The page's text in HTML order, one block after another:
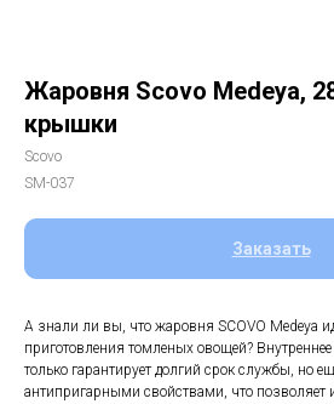
Жаровня Scovo Medeya,
крышки
Scovo
SM-037
Заказать
А знали ли вы, что жаровня SCOVO Medeya
приготовления томленых овощей?
только гарантирует долгий срок службы, но
антипригарными свойствами, что позволяет